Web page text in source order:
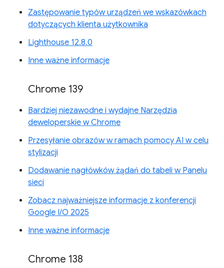
Zastępowanie typów urządzeń we wskazówkach
dotyczących klienta użytkownika
Lighthouse 12.8.0
Inne ważne informacje
Chrome 139
Bardziej niezawodne i wydajne Narzędzia
deweloperskie w Chrome
Przesyłanie obrazów w ramach pomocy AI w celu
stylizacji
Dodawanie nagłówków żądań do tabeli w Panelu
sieci
Zobacz najważniejsze informacje z konferencji
Google I/O 2025
Inne ważne informacje
Chrome 138